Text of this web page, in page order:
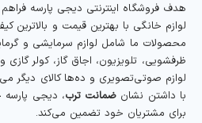
هدف فروشگاه اینترنتی دیجی پارسه فراهم
لوازم خانگی با بهترین قیمت و بالاترین
محصولات ما شامل لوازم سرمایشی و
ظرفشویی، تلویزیون، اجاق گاز، کولر گازی
لوازم صوتی‌تصویری و ده‌ها کالای دیگر
با داشتن نشان ضمانت ترب، دیجی
برای مشتریان خود تضمین می‌کند.